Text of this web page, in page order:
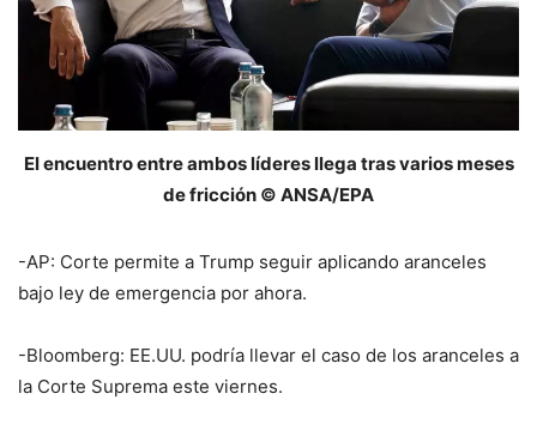
El encuentro entre ambos líderes llega tras varios meses
de fricción © ANSA/EPA
-AP: Corte permite a Trump seguir aplicando aranceles
bajo ley de emergencia por ahora.
-Bloomberg: EE.UU. podría llevar el caso de los aranceles a
la Corte Suprema este viernes.